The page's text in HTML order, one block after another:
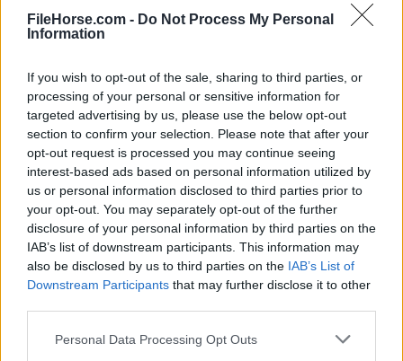
FileHorse.com - Do Not Process My Personal
Information
If you wish to opt-out of the sale, sharing to third parties, or
processing of your personal or sensitive information for
targeted advertising by us, please use the below opt-out
section to confirm your selection. Please note that after your
opt-out request is processed you may continue seeing
interest-based ads based on personal information utilized by
us or personal information disclosed to third parties prior to
your opt-out. You may separately opt-out of the further
disclosure of your personal information by third parties on the
IAB’s list of downstream participants. This information may
also be disclosed by us to third parties on the IAB’s List of
Downstream Participants that may further disclose it to other
Personal Data Processing Opt Outs
versión anterior dePlex Media Server 1.18.7.2457.
reciente de Plex Media Server for Maco leer nuestra
reseña, simplemente hazclic aquí.
Todas las versiones antiguas distribuidas en nuestro
sitio web son completamente libres de virus y están
disponibles para su descarga sin costo alguno.
Nos encantaría saber de ti
Si tienes alguna pregunta o idea que desees compartir